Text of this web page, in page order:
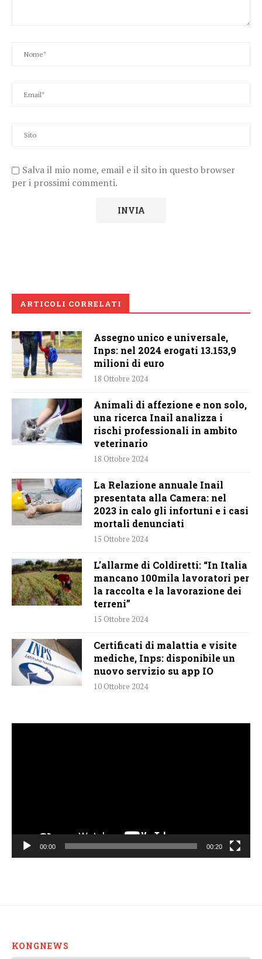
Salva il mio nome, email e il sito in questo browser
per i prossimi commenti.
ARTICOLI CORRELATI
Assegno unico e universale,
Inps: nel 2024 erogati 13.153,9
milioni di euro
18 Ottobre 2024
Animali di affezione e non solo,
una ricerca Inail analizza i
rischi professionali in ambito
veterinario
18 Ottobre 2024
La Relazione annuale Inail
presentata alla Camera: nel
2023 in calo gli infortuni e i casi
mortali denunciati
15 Ottobre 2024
L’allarme di Coldiretti: “In Italia
mancano 100mila lavoratori per
la raccolta e la lavorazione dei
terreni”
15 Ottobre 2024
Certificati di malattia e visite
mediche, Inps: disponibile un
nuovo servizio su app IO
10 Ottobre 2024
00:00 00:20
KONGNEWS